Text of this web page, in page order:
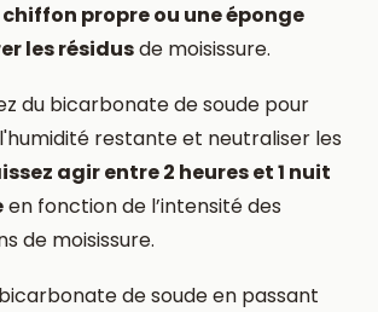
chiffon propre ou une éponge
les résidusde moisissure.
du bicarbonate de soude pour
restante et neutraliser les
agir entre 2 heures et 1 nuit
en fonction de l’intensité des
de moisissure.
de soude en passant